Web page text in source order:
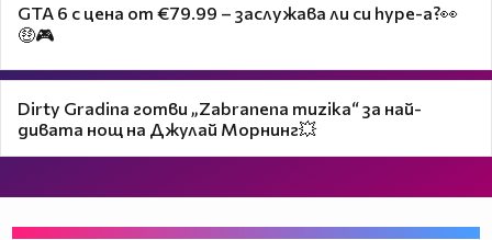
GTA 6 с цена от €79.99 – заслужава ли си hype-а?👀
🤑🎮
Dirty Gradina готви „Zabranena muzika“ за най-
дивата нощ на Джулай Морнинг💥